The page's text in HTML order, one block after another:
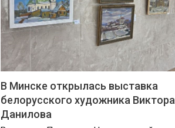
В Минске открылась выставка
белорусского художника Виктора
Данилова